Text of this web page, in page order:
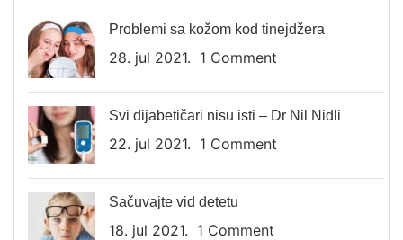
Problemi sa kožom kod tinejdžera
28. jul 2021. 1 Comment
Svi dijabetičari nisu isti – Dr Nil Nidli
22. jul 2021. 1 Comment
Sačuvajte vid detetu
18. jul 2021. 1 Comment